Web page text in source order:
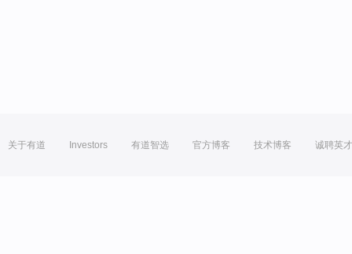
关于有道 Investors 有道智选 官方博客 技术博客 诚聘英才